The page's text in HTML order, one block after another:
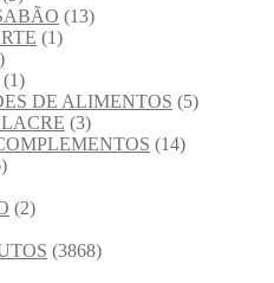
(13)
(1)
(1)
DE ALIMENTOS (5)
(3)
(14)
(2)
(3868)